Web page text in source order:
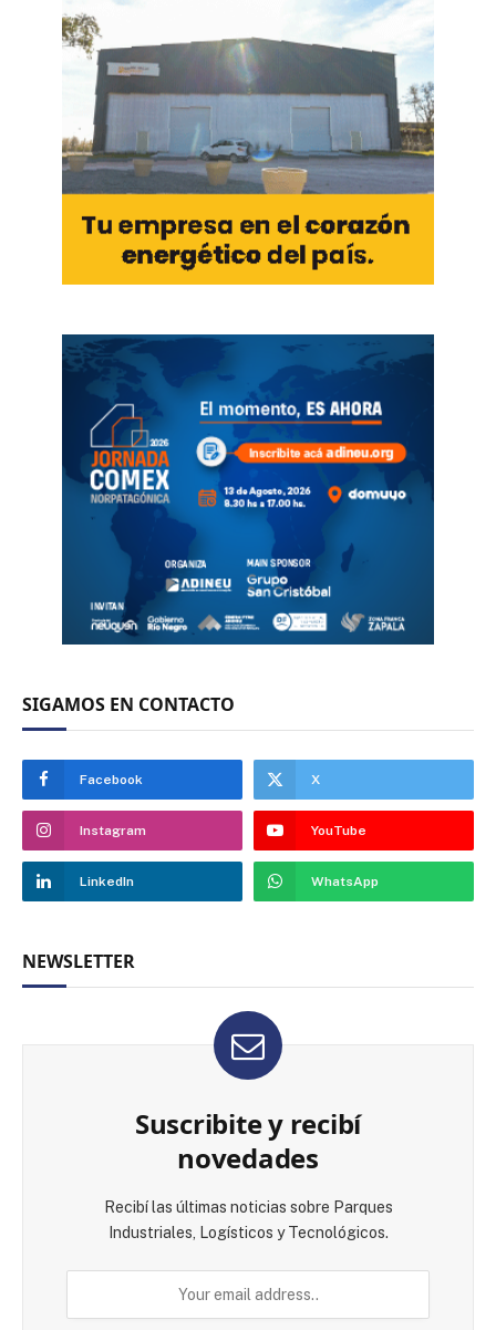
SIGAMOS EN CONTACTO
Facebook X
Instagram YouTube
LinkedIn WhatsApp
NEWSLETTER
Suscribite y recibí
novedades
Recibí las últimas noticias sobre Parques
Industriales, Logísticos y Tecnológicos.